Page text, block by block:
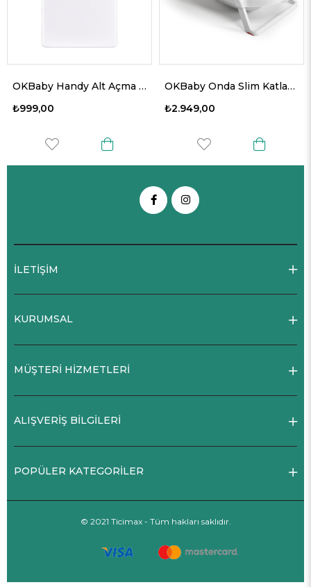
OKBaby Handy Alt Açma Minderi
₺999,00
OKBaby Onda Slim Katlanır Bebek Küveti K.Beyaz
₺2.949,00
İLETİŞİM
KURUMSAL
MÜŞTERİ HİZMETLERİ
ALIŞVERİŞ BİLGİLERİ
POPÜLER KATEGORİLER
© 2021 Ticimax - Tüm hakları saklıdır.